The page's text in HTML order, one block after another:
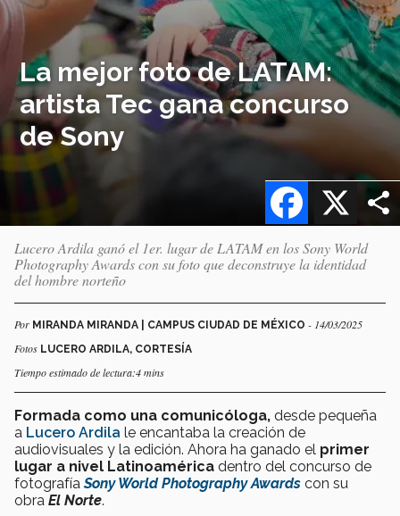
La mejor foto de LATAM:
artista Tec gana concurso
de Sony
X
Facebook
Lucero Ardila ganó el 1er. lugar de LATAM en los Sony World
Photography Awards con su foto que deconstruye la identidad
del hombre norteño
Por MIRANDA MIRANDA | CAMPUS CIUDAD DE MÉXICO - 14/03/2025
Fotos LUCERO ARDILA, CORTESÍA
Tiempo estimado de lectura:4 mins
Formada como una comunicóloga, desde pequeña
a Lucero Ardila le encantaba la creación de
audiovisuales y la edición. Ahora ha ganado el primer
lugar a nivel Latinoamérica dentro del concurso de
fotografíaSony World Photography Awards con su
obra El Norte.